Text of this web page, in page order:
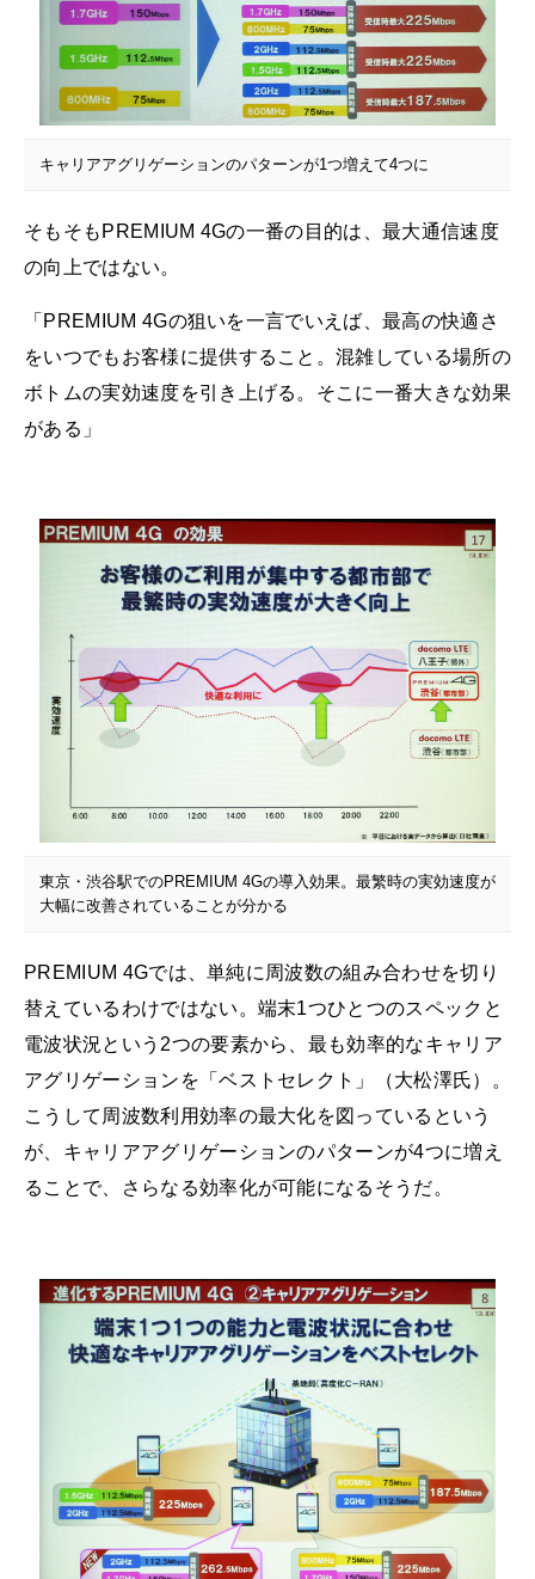
キャリアアグリゲーションのパターンが1つ増えて4つに
そもそもPREMIUM 4Gの一番の目的は、最大通信速度
の向上ではない。
「PREMIUM 4Gの狙いを一言でいえば、最高の快適さ
をいつでもお客様に提供すること。混雑している場所の
ボトムの実効速度を引き上げる。そこに一番大きな効果
がある」
東京・渋谷駅でのPREMIUM 4Gの導入効果。最繁時の実効速度が
大幅に改善されていることが分かる
PREMIUM 4Gでは、単純に周波数の組み合わせを切り
替えているわけではない。端末1つひとつのスペックと
電波状況という2つの要素から、最も効率的なキャリア
アグリゲーションを「ベストセレクト」（大松澤氏）。
こうして周波数利用効率の最大化を図っているという
が、キャリアアグリゲーションのパターンが4つに増え
ることで、さらなる効率化が可能になるそうだ。